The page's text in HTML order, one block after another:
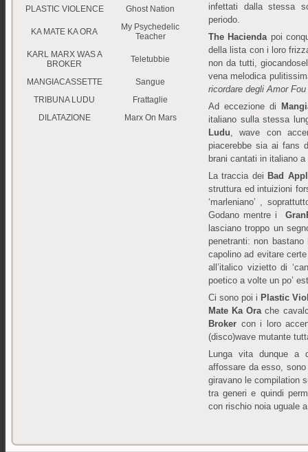
PLASTIC VIOLENCE
Ghost Nation
KA MATE KA ORA
My Psychedelic
Teacher
KARL MARX WAS A
BROKER
Teletubbie
MANGIACASSETTE
Sangue
TRIBUNA LUDU
Frattaglie
DILATAZIONE
Marx On Mars
infettati dalla stessa
periodo.
The Hacienda poi
della lista con i loro
non da tutti,
vena melodica
ricordare degli Amor
Ad eccezione di
italiano sulla stessa
Ludu, wave con
piacerebbe sia ai fans
brani cantati in italiano
La traccia dei Bad
struttura ed intuizioni
‘marleniano’ ,
Godano mentre i
lasciano troppo un
penetranti: non
capolino ad evitare
all’italico vizietto di
poetico a volte un po’
Ci sono poi i Plastic
Mate Ka Orache
Broker con i loro
(disco)wave mutante
Lunga vita dunque a
affossare da esso, sono
giravano le compilation
tra generi e quindi
con rischio noia uguale